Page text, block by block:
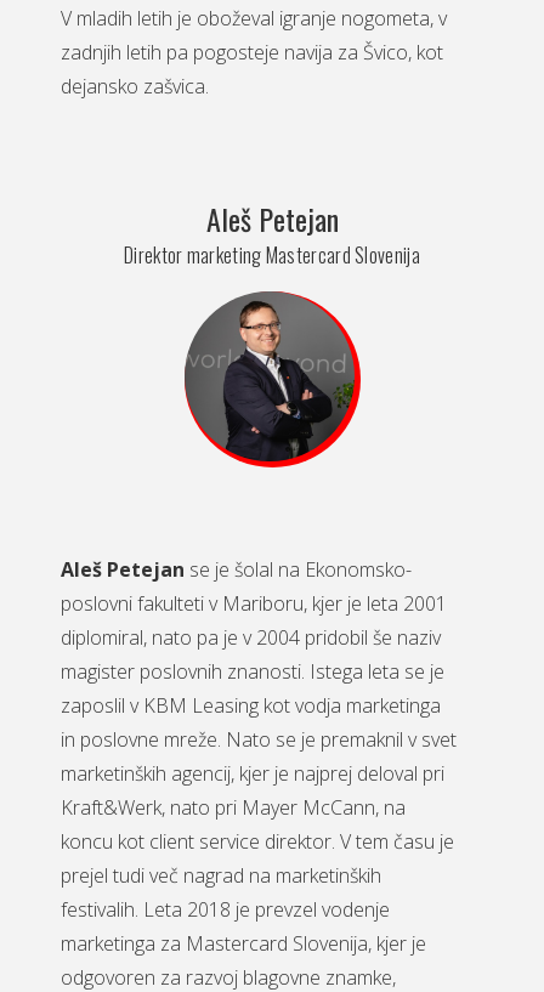
V mladih letih je oboževal igranje nogometa, v
zadnjih letih pa pogosteje navija za Švico, kot
dejansko zašvica.
Aleš Petejan
Direktor marketing Mastercard Slovenija
Aleš Petejan se je šolal na Ekonomsko-
poslovni fakulteti v Mariboru, kjer je leta 2001
diplomiral, nato pa je v 2004 pridobil še naziv
magister poslovnih znanosti. Istega leta se je
zaposlil v KBM Leasing kot vodja marketinga
in poslovne mreže. Nato se je premaknil v svet
marketinških agencij, kjer je najprej deloval pri
Kraft&Werk, nato pri Mayer McCann, na
koncu kot client service direktor. V tem času je
prejel tudi več nagrad na marketinških
festivalih. Leta 2018 je prevzel vodenje
marketinga za Mastercard Slovenija, kjer je
odgovoren za razvoj blagovne znamke,